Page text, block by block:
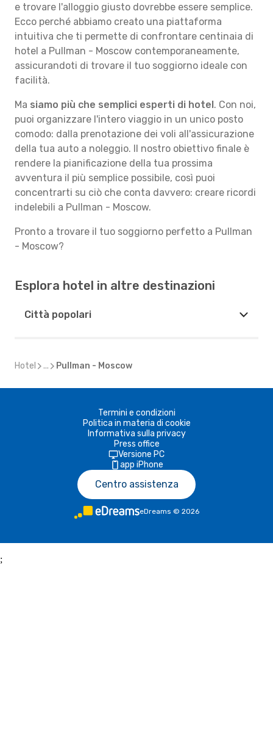
e trovare l'alloggio giusto dovrebbe essere semplice.
Ecco perché abbiamo creato una piattaforma
intuitiva che ti permette di confrontare centinaia di
hotel a Pullman - Moscow contemporaneamente,
assicurandoti di trovare il tuo soggiorno ideale con
facilità.
Ma siamo più che semplici esperti di hotel. Con noi,
puoi organizzare l'intero viaggio in un unico posto
comodo: dalla prenotazione dei voli all'assicurazione
della tua auto a noleggio. Il nostro obiettivo finale è
rendere la pianificazione della tua prossima
avventura il più semplice possibile, così puoi
concentrarti su ciò che conta davvero: creare ricordi
indelebili a Pullman - Moscow.
Pronto a trovare il tuo soggiorno perfetto a Pullman
- Moscow?
Esplora hotel in altre destinazioni
Città popolari
Hotel ... Pullman - Moscow
Termini e condizioni
Politica in materia di cookie
Informativa sulla privacy
Press office
Versione PC
app iPhone
Centro assistenza
eDreams © 2026
;